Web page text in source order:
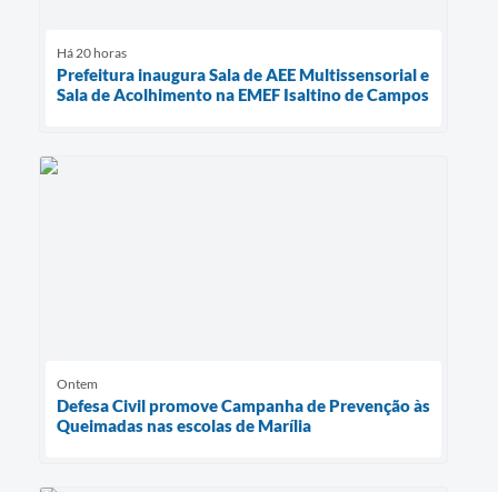
Há 20 horas
Prefeitura inaugura Sala de AEE Multissensorial e
Sala de Acolhimento na EMEF Isaltino de Campos
Ontem
Defesa Civil promove Campanha de Prevenção às
Queimadas nas escolas de Marília